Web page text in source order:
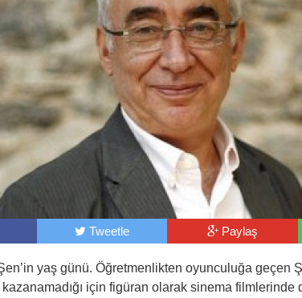
Tweetle Paylaş
yaş günü. Öğretmenlikten oyunculuğa geçen
için figüran olarak sinema filmlerinde